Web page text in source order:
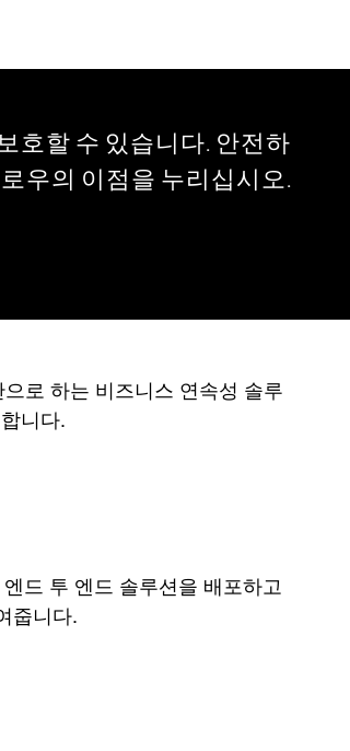
호할 수 있습니다. 안전하
우의 이점을 누리십시오.
로 하는 비즈니스 연속성 솔루
니다.
드 투 엔드 솔루션을 배포하고
줍니다.